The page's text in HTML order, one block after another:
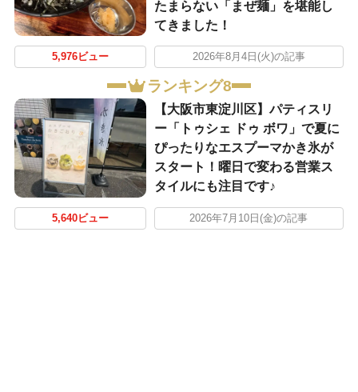
たまらない「まぜ麺」を堪能し
てきました！
5,976ビュー 2026年8月4日(火)の記事
ランキング8
【大阪市東淀川区】パティスリ
ー「トゥシェ ドゥ ボワ」で夏に
ぴったりなエスプーマかき氷が
スタート！曜日で変わる営業ス
タイルにも注目です♪
5,640ビュー 2026年7月10日(金)の記事